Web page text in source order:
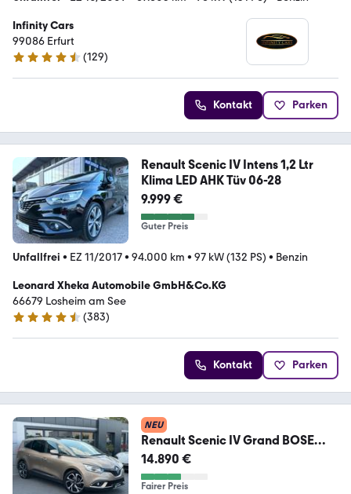
Infinity Cars
99086 Erfurt
4.3 Sterne
(129)
Kontakt Parken
Renault Scenic IV Intens 1,2 Ltr
Klima LED AHK Tüv 06-28
9.999 €
Guter Preis
Unfallfrei • EZ 11/2017• 94.000 km • 97 kW (132 PS) • Benzin
Leonard Xheka Automobile GmbH&Co.KG
66679 Losheim am See
4.7 Sterne
(383)
Kontakt Parken
NEU
Renault Scenic IV Grand BOSE
Edition*Massagesitze*Kamera
14.890 €
Fairer Preis